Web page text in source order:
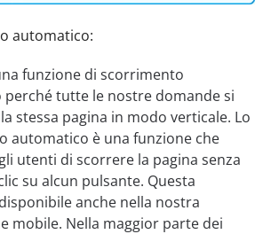
automatico:
funzione di scorrimento
tutte le nostre domande si
stessa pagina in modo verticale. Lo
automatico è una funzione che
utenti di scorrere la pagina senza
su alcun pulsante. Questa
anche nella nostra
mobile. Nella maggior parte dei